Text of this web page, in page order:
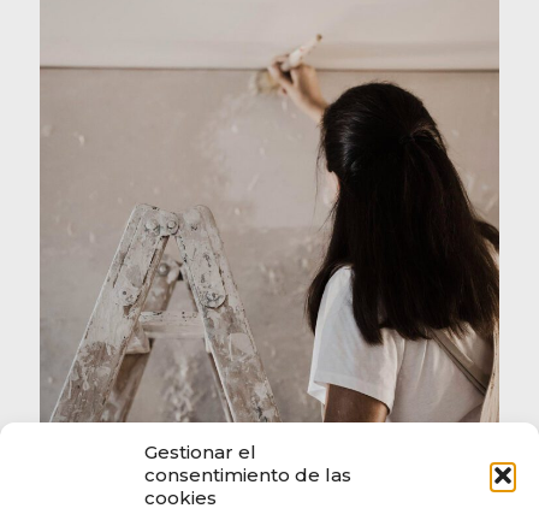
Gestionar el
consentimiento de las
cookies